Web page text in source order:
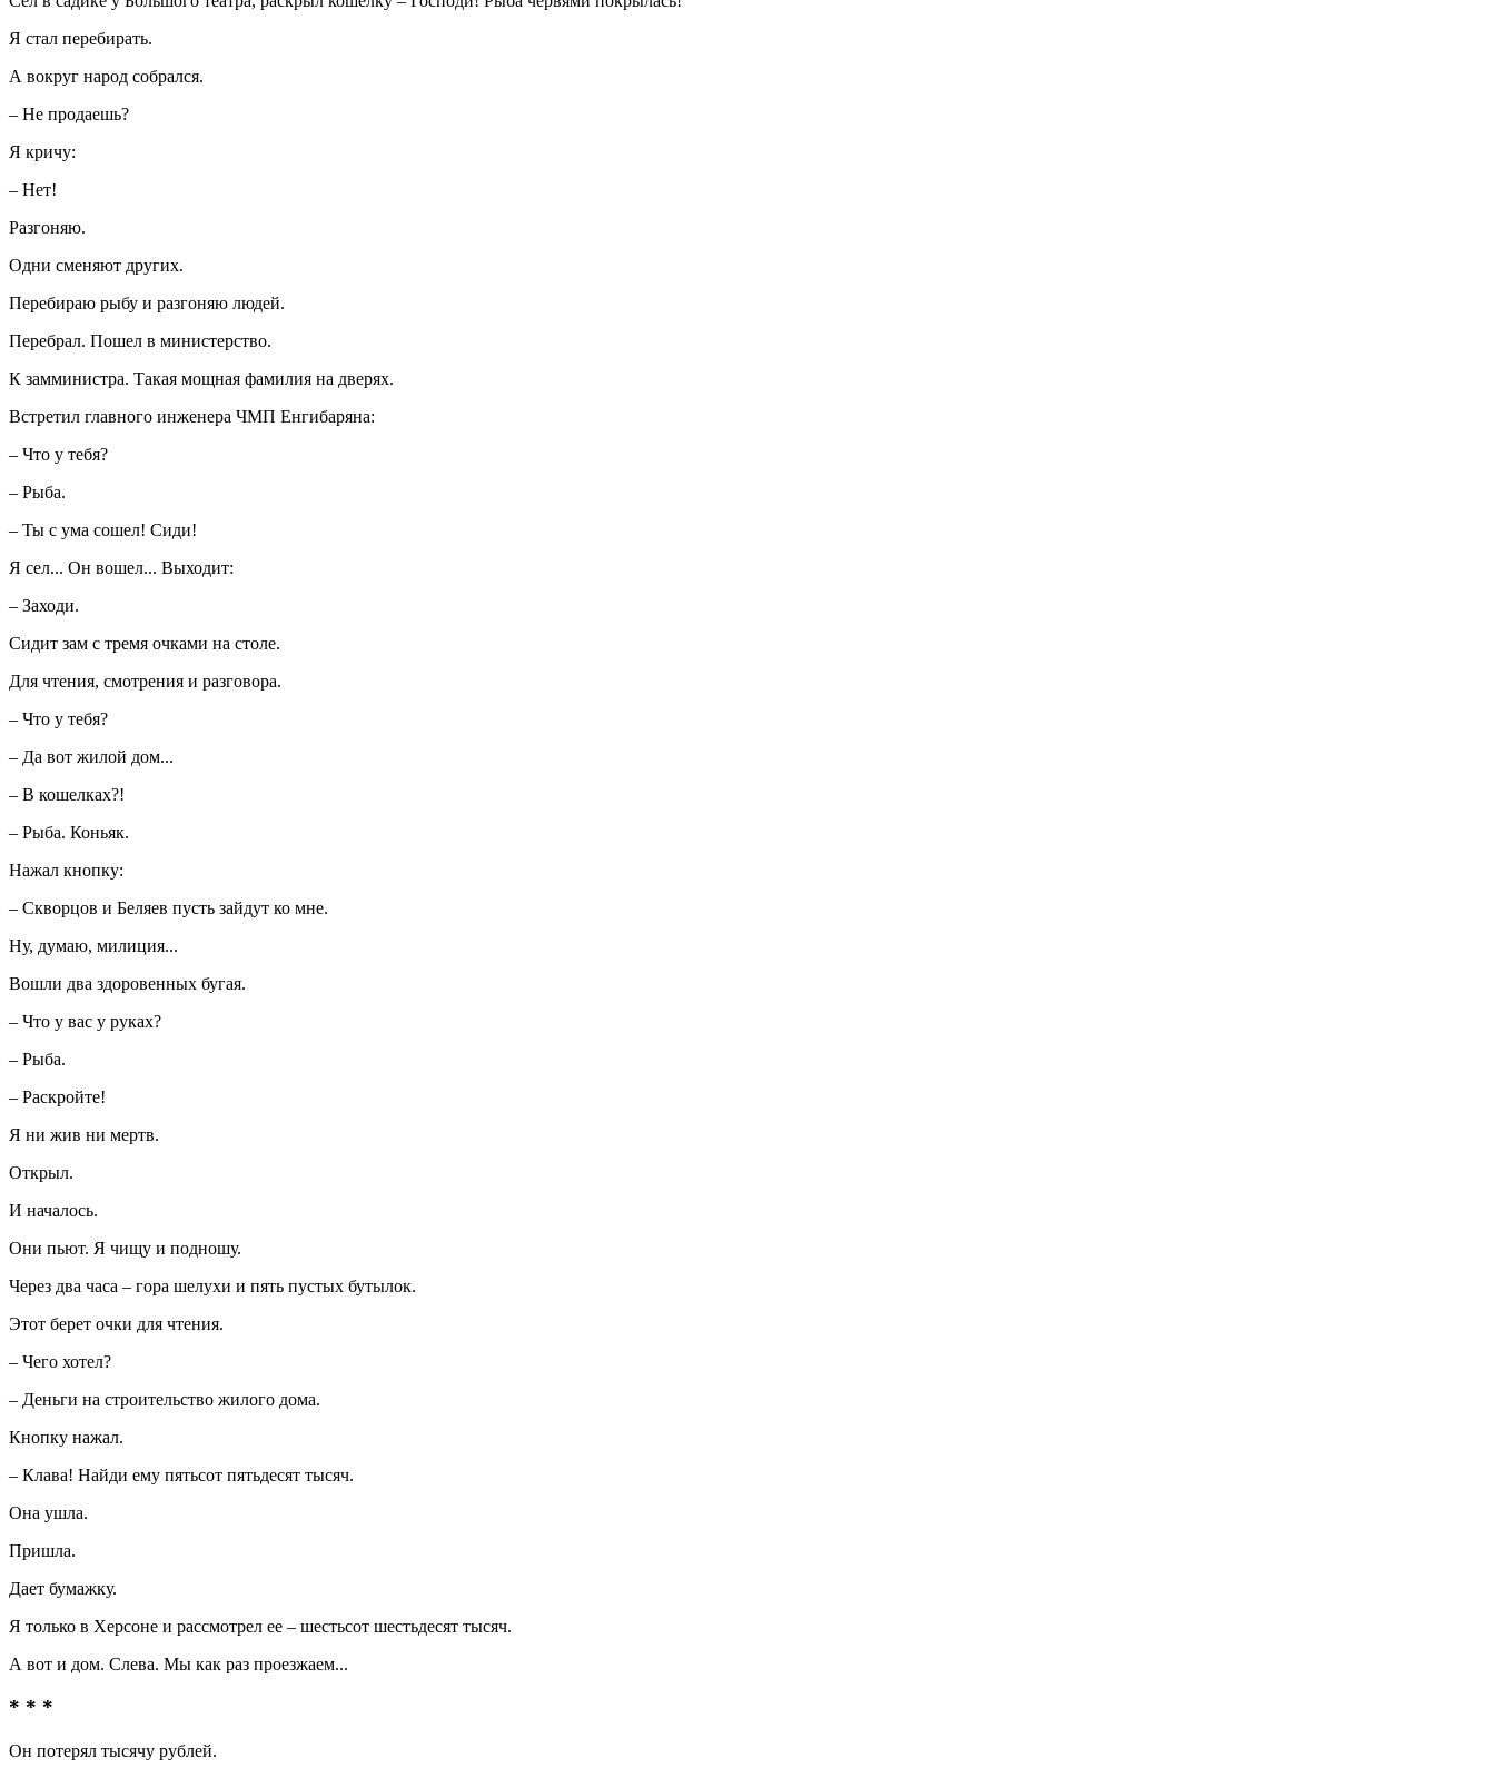
Я стал перебирать.
А вокруг народ собрался.
– Не продаешь?
Я кричу:
– Нет!
Разгоняю.
Одни сменяют других.
Перебираю рыбу и разгоняю людей.
Перебрал. Пошел в министерство.
К замминистра. Такая мощная фамилия на дверях.
Встретил главного инженера ЧМП Енгибаряна:
– Что у тебя?
– Рыба.
– Ты с ума сошел! Сиди!
Я сел... Он вошел... Выходит:
– Заходи.
Сидит зам с тремя очками на столе.
Для чтения, смотрения и разговора.
– Что у тебя?
– Да вот жилой дом...
– В кошелках?!
– Рыба. Коньяк.
Нажал кнопку:
– Скворцов и Беляев пусть зайдут ко мне.
Ну, думаю, милиция...
Вошли два здоровенных бугая.
– Что у вас у руках?
– Рыба.
– Раскройте!
Я ни жив ни мертв.
Открыл.
И началось.
Они пьют. Я чищу и подношу.
Через два часа – гора шелухи и пять пустых бутылок.
Этот берет очки для чтения.
– Чего хотел?
– Деньги на строительство жилого дома.
Кнопку нажал.
– Клава! Найди ему пятьсот пятьдесят тысяч.
Она ушла.
Пришла.
Дает бумажку.
Я только в Херсоне и рассмотрел ее – шестьсот шестьдесят тысяч.
А вот и дом. Слева. Мы как раз проезжаем...
* * *
Он потерял тысячу рублей.